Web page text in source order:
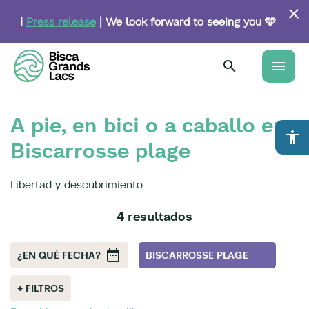
content
ℹ️ Press release| We look forward to seeing you 🩵
menu
accessibility
A pie, en bici o a caballo en
Biscarrosse plage
Libertad y descubrimiento
4 resultados
¿EN QUÉ FECHA? BISCARROSSE PLAGE
+ FILTROS